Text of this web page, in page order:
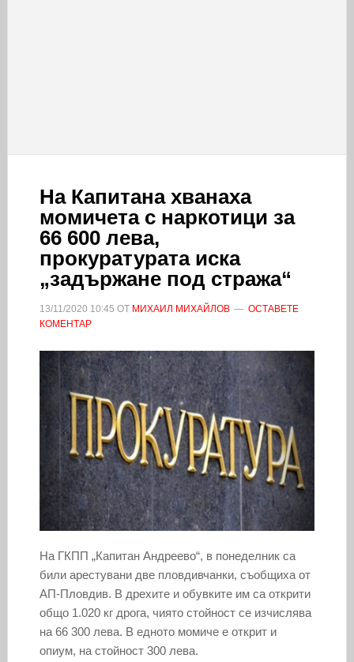
На Капитана хванаха
момичета с наркотици за
66 600 лева,
прокуратурата иска
„задържане под стража“
13/11/2020 10:45 ОТ МИХАИЛ МИХАЙЛОВ
ОСТАВЕТЕ
КОМЕНТАР
На ГКПП „Капитан Андреево“, в понеделник са
били арестувани две пловдивчанки, съобщиха от
АП-Пловдив. В дрехите и обувките им са открити
общо 1.020 кг дрога, чиято стойност се изчислява
на 66 300 лева. В едното момиче е открит и
опиум, на стойност 300 лева.